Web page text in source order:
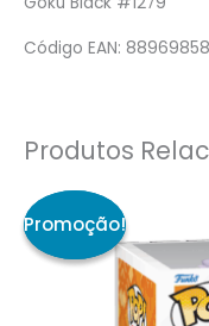
Código EAN:
Produtos
preço
original
era:
15,99€.
preço
atual
é:
14,99€.